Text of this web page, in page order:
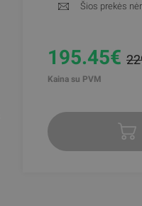
Šios prekės
195.45€
Kaina su PVM